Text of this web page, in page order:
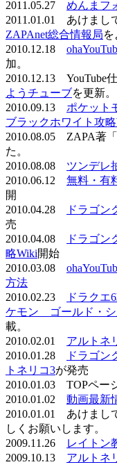
2011.05.27 めんまフ
2011.01.01 あけまし
ZAPAnet総合情報局
2010.12.18
加。
2010.12.13 YouTube
ようチューブを更新。
2010.09.13 ポケット
ブラックホワイト攻
2010.08.05 ZAPA著「
た。
2010.08.08 ツンデレ
2010.06.12 無料・有
開
2010.04.28
ドラゴン
売
2010.04.08
ドラゴン
略Wiki開始
2010.03.08
方法
2010.02.23
ドラクエ
ケモン ゴールド・シ
載。
2010.02.01 アルトネ
2010.01.28
ドラゴン
トネリコ3が発売
2010.01.03 TOPペー
2010.01.02 動画最新
2010.01.01 あけまし
しくお願いします。
2009.11.26
レイトン
2009.10.13 アルトネ